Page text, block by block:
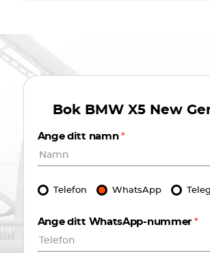
Bok BMW X5 New
Ange ditt namn*
Telefon WhatsApp
Ange ditt WhatsApp-nummer *